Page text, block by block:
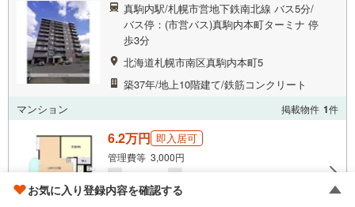
真駒内駅/札幌市営地下鉄南北線 バス5分/
バス停：(市営バス)真駒内本町ターミナ 停
歩3分
北海道札幌市南区真駒内本町5
築37年/地上10階建て/鉄筋コンクリート
マンション
掲載物件 1件
6.2万円 即入居可
管理費等 3,000円
敷
礼
2LDK 54m2 2階
お気に入り登録内容を確認する